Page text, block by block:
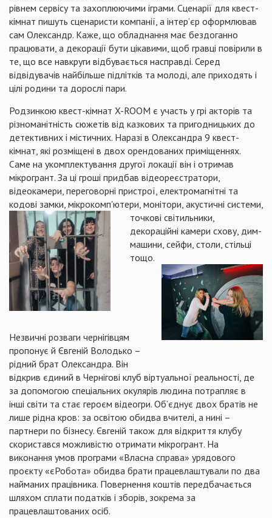
рівнем сервісу та захоплюючими іграми. Сценарії для квест-
кімнат пишуть сценаристи компанії, а інтер’єр оформлював
сам Олександр. Каже, що обладнання має бездоганно
працювати, а декорації бути цікавими, щоб гравці повірили в
те, що все навкруги відбувається насправді. Серед
відвідувачів найбільше підлітків та молоді, але приходять і
цілі родини та дорослі пари.
Родзинкою квест-кімнат X-ROOM є участь у грі акторів та
різноманітність сюжетів від казкових та пригодницьких до
детективних і містичних. Наразі в Олександра 9 квест-
кімнат, які розміщені в двох орендованих приміщеннях.
Саме на укомплектування другої локації він і отримав
мікрогрант. За ці гроші придбав відеореєстратори,
відеокамери, переговорні пристрої, електромагнітні та
кодові замки, мікрокомп'ютери, монітори, акустичні системи,
точкові світильники,
декораційні камери схову, дим-
машини, сейфи, столи, стільці
тощо.
Незвичні розваги чернігівцям
пропонує й Євгеній Володько –
рідний брат Олександра. Він
відкрив єдиний в Чернігові клуб віртуальної реальності, де
за допомогою спеціальних окулярів людина потрапляє в
інші світи та стає героєм відеогри. Об’єднує двох братів не
лише рідна кров: за освітою обидва вчителі, а нині –
партнери по бізнесу. Євгеній також для відкриття клубу
скористався можливістю отримати мікрогрант. На
виконання умов програми «Власна справа» урядового
проєкту «єРобота» обидва брати працевлаштували по два
найманих працівника. Повернення коштів передбачається
шляхом сплати податків і зборів, зокрема за
працевлаштованих осіб.